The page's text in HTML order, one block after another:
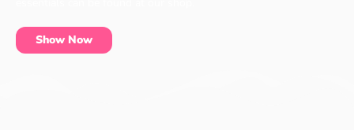
Show Now